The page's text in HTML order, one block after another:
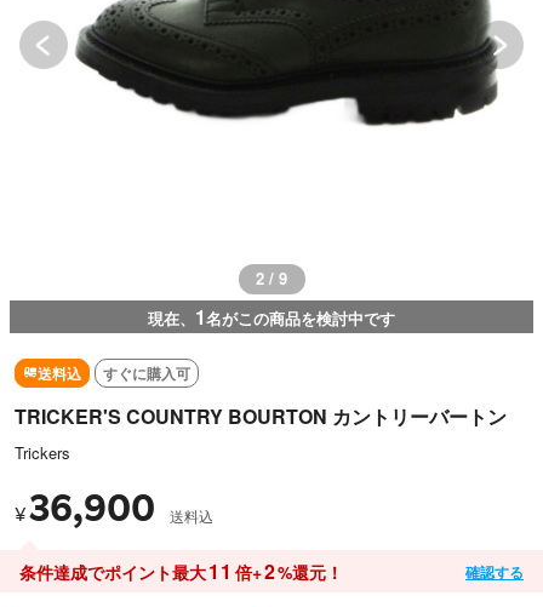
2 / 9
現在、 1名がこの商品を検討中です
送料込 すぐに購入可
TRICKER'S COUNTRY BOURTON カントリーバートン
Trickers
¥36,900 送料込
条件達成でポイント最大11 倍+2%還元！ 確認する